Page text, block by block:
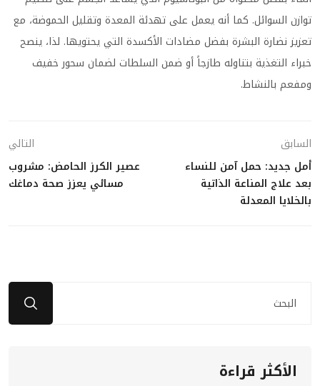
توازن السوائل. كما أنه يعمل على تهدئة المعدة وتقليل الحموضة، مع
تعزيز نضارة البشرة بفضل مضادات الأكسدة التي يحتويها. لذا، ينصح
خبراء التغذية بتناوله طازجاً أو ضمن السلطات لضمان سحور خفيف
ومفعم بالنشاط.
السابق
أمل جديد: حمل آمن للنساء
بعد علاج المناعة الذاتية
بالخلايا المعدلة
التالي
عصير الكرز الحامض: مشروب
مسائي يعزز صحة دماغك
الأكثر قراءة